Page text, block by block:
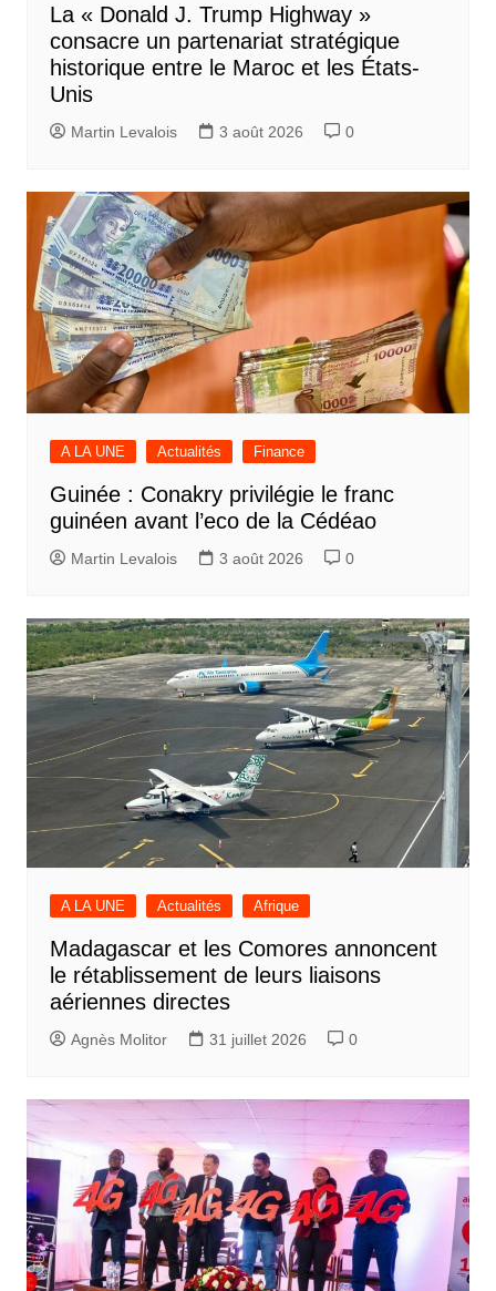
La « Donald J. Trump Highway »
consacre un partenariat stratégique
historique entre le Maroc et les États-
Unis
Martin Levalois 3 août 2026 0
A LA UNE Actualités Finance
Guinée : Conakry privilégie le franc
guinéen avant l’eco de la Cédéao
Martin Levalois 3 août 2026 0
A LA UNE Actualités Afrique
Madagascar et les Comores annoncent
le rétablissement de leurs liaisons
aériennes directes
Agnès Molitor 31 juillet 2026 0